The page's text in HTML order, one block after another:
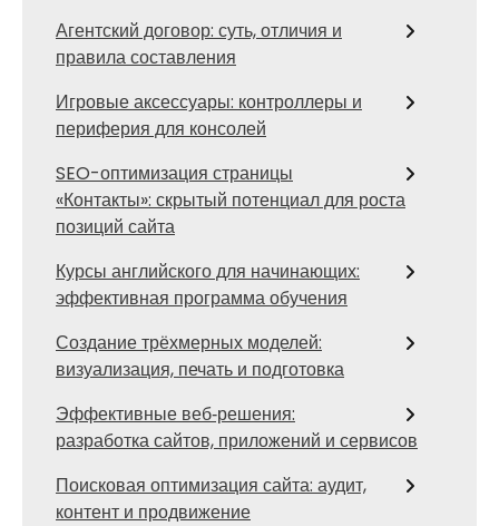
Агентский договор: суть, отличия и
правила составления
Игровые аксессуары: контроллеры и
периферия для консолей
SEO-оптимизация страницы
«Контакты»: скрытый потенциал для роста
позиций сайта
Курсы английского для начинающих:
эффективная программа обучения
Создание трёхмерных моделей:
визуализация, печать и подготовка
Эффективные веб‑решения:
разработка сайтов, приложений и сервисов
Поисковая оптимизация сайта: аудит,
контент и продвижение